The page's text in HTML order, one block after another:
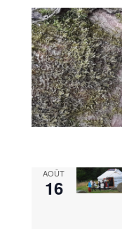
AOÛT
16